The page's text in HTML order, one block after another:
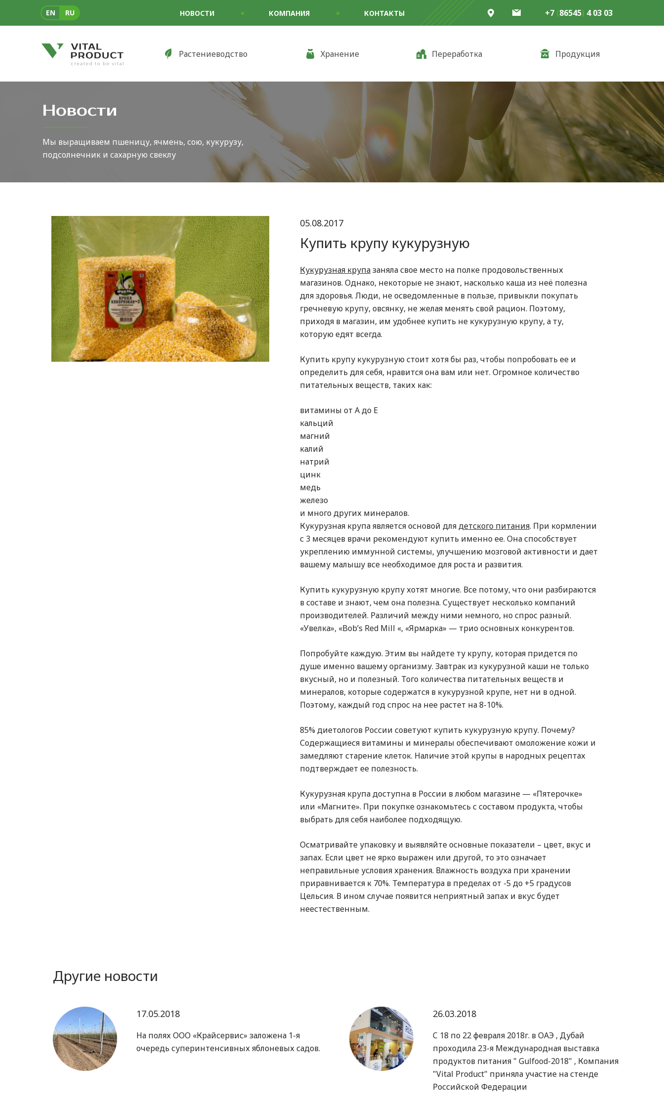
EN RU НОВОСТИ КОМПАНИЯ КОНТАКТЫ +7 (86545) 4 03 03
Растениеводство Хранение Переработка Продукция
Новости
Мы выращиваем пшеницу, ячмень, сою, кукурузу,
подсолнечник и сахарную свеклу
05.08.2017
Купить крупу кукурузную
Кукурузная крупазаняла свое место на полке продовольственных
магазинов. Однако, некоторые не знают, насколько каша из неё полезна
для здоровья. Люди, не осведомленные в пользе, привыкли покупать
гречневую крупу, овсянку, не желая менять свой рацион. Поэтому,
приходя в магазин, им удобнее купить не кукурузную крупу, а ту,
которую едят всегда.
Купить крупу кукурузную стоит хотя бы раз, чтобы попробовать ее и
определить для себя, нравится она вам или нет. Огромное количество
питательных веществ, таких как:
витамины от А до Е
кальций
магний
калий
натрий
цинк
медь
железо
и много других минералов.
Кукурузная крупа является основой длядетского питания. При кормлении
с 3 месяцев врачи рекомендуют купить именно ее. Она способствует
укреплению иммунной системы, улучшению мозговой активности и дает
вашему малышу все необходимое для роста и развития.
Купить кукурузную крупу хотят многие. Все потому, что они разбираются
в составе и знают, чем она полезна. Существует несколько компаний
производителей. Различий между ними немного, но спрос разный.
«Увелка», «Bob’s Red Mill «, «Ярмарка» — трио основных конкурентов.
Попробуйте каждую. Этим вы найдете ту крупу, которая придется по
душе именно вашему организму. Завтрак из кукурузной каши не только
вкусный, но и полезный. Того количества питательных веществ и
минералов, которые содержатся в кукурузной крупе, нет ни в одной.
Поэтому, каждый год спрос на нее растет на 8-10%.
85% диетологов России советуют купить кукурузную крупу. Почему?
Содержащиеся витамины и минералы обеспечивают омоложение кожи и
замедляют старение клеток. Наличие этой крупы в народных рецептах
подтверждает ее полезность.
Кукурузная крупа доступна в России в любом магазине — «Пятерочке»
или «Магните». При покупке ознакомьтесь с составом продукта, чтобы
выбрать для себя наиболее подходящую.
Осматривайте упаковку и выявляйте основные показатели – цвет, вкус и
запах. Если цвет не ярко выражен или другой, то это означает
неправильные условия хранения. Влажность воздуха при хранении
приравнивается к 70%. Температура в пределах от -5 до +5 градусов
Цельсия. В ином случае появится неприятный запах и вкус будет
неестественным.
Другие новости
17.05.2018
На полях ООО «Крайсервис» заложена 1-я
очередь суперинтенсивных яблоневых садов.
26.03.2018
C 18 по 22 февраля 2018г. в ОАЭ , Дубай
проходила 23-я Международная выставка
продуктов питания " Gulfood-2018" , Компания
"Vital Product" приняла участие на стенде
Российской Федерации